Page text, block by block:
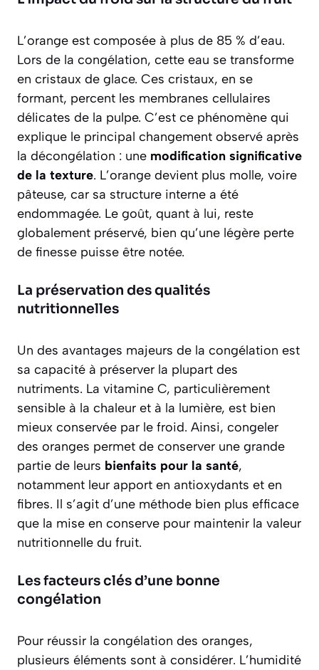
L’orange est composée à plus de 85 % d’eau.
Lors de la congélation, cette eau se transforme
en cristaux de glace. Ces cristaux, en se
formant, percent les membranes cellulaires
délicates de la pulpe. C’est ce phénomène qui
explique le principal changement observé après
la décongélation : une modification significative
de la texture. L’orange devient plus molle, voire
pâteuse, car sa structure interne a été
endommagée. Le goût, quant à lui, reste
globalement préservé, bien qu’une légère perte
de finesse puisse être notée.
La préservation des qualités
nutritionnelles
Un des avantages majeurs de la congélation est
sa capacité à préserver la plupart des
nutriments. La vitamine C, particulièrement
sensible à la chaleur et à la lumière, est bien
mieux conservée par le froid. Ainsi, congeler
des oranges permet de conserver une grande
partie de leurs bienfaits pour la santé,
notamment leur apport en antioxydants et en
fibres. Il s’agit d’une méthode bien plus efficace
que la mise en conserve pour maintenir la valeur
nutritionnelle du fruit.
Les facteurs clés d’une bonne
congélation
Pour réussir la congélation des oranges,
plusieurs éléments sont à considérer. L’humidité